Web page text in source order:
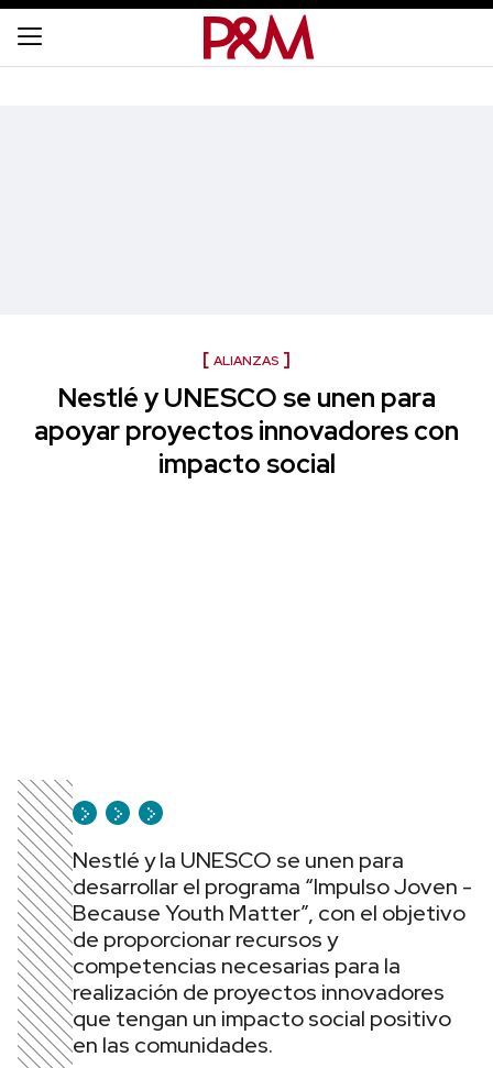
ALIANZAS
Nestlé y UNESCO se unen para
apoyar proyectos innovadores con
impacto social
Nestlé y la UNESCO se unen para
desarrollar el programa “Impulso Joven -
Because Youth Matter”, con el objetivo
de proporcionar recursos y
competencias necesarias para la
realización de proyectos innovadores
que tengan un impacto social positivo
en las comunidades.